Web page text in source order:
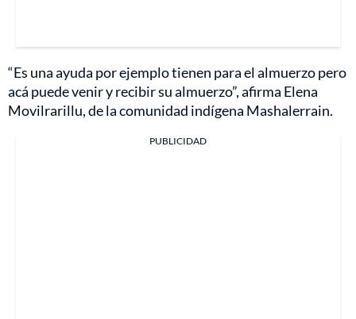
“Es una ayuda por ejemplo tienen para el almuerzo pero
acá puede venir y recibir su almuerzo”, afirma Elena
Movilrarillu, de la comunidad indígena Mashalerrain.
PUBLICIDAD